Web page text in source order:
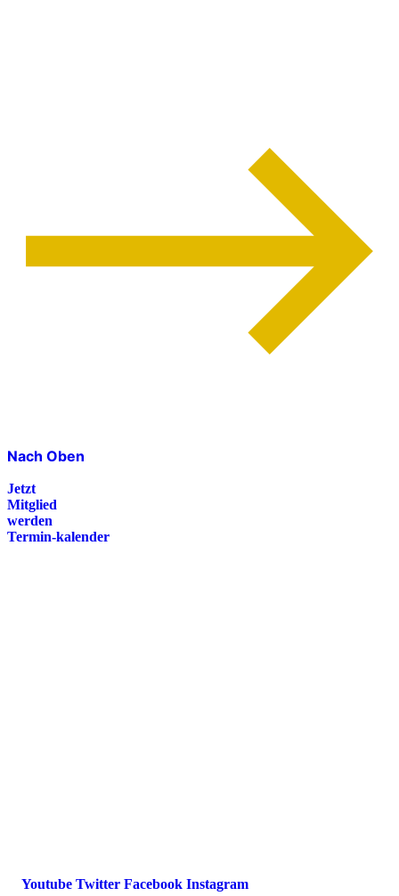
Nach Oben
Jetzt
Mitglied
werden
Termin-kalender
Youtube Twitter Facebook Instagram